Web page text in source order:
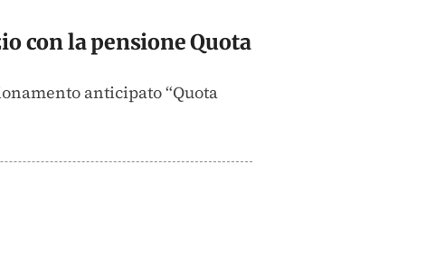
con la pensione Quota
anticipato “Quota